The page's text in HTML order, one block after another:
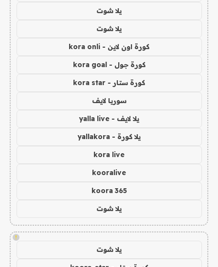
يلا شوت
يلا شوت
كورة اون لاين - kora onli
كورة جول - kora goal
كورة ستار - kora star
سوريا لايف
يلا لايف - yalla live
يلا كورة - yallakora
kora live
kooralive
koora 365
يلا شوت
!
يلا شوت